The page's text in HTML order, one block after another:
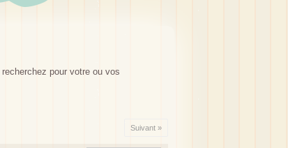
pour votre ou vos
Suivant »